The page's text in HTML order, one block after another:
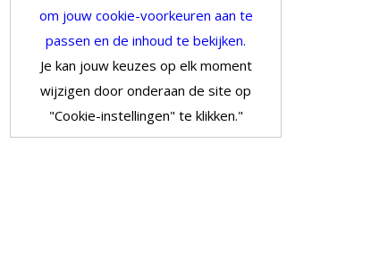
om jouw cookie-voorkeuren aan te
passen en de inhoud te bekijken.
Je kan jouw keuzes op elk moment
wijzigen door onderaan de site op
"Cookie-instellingen" te klikken."